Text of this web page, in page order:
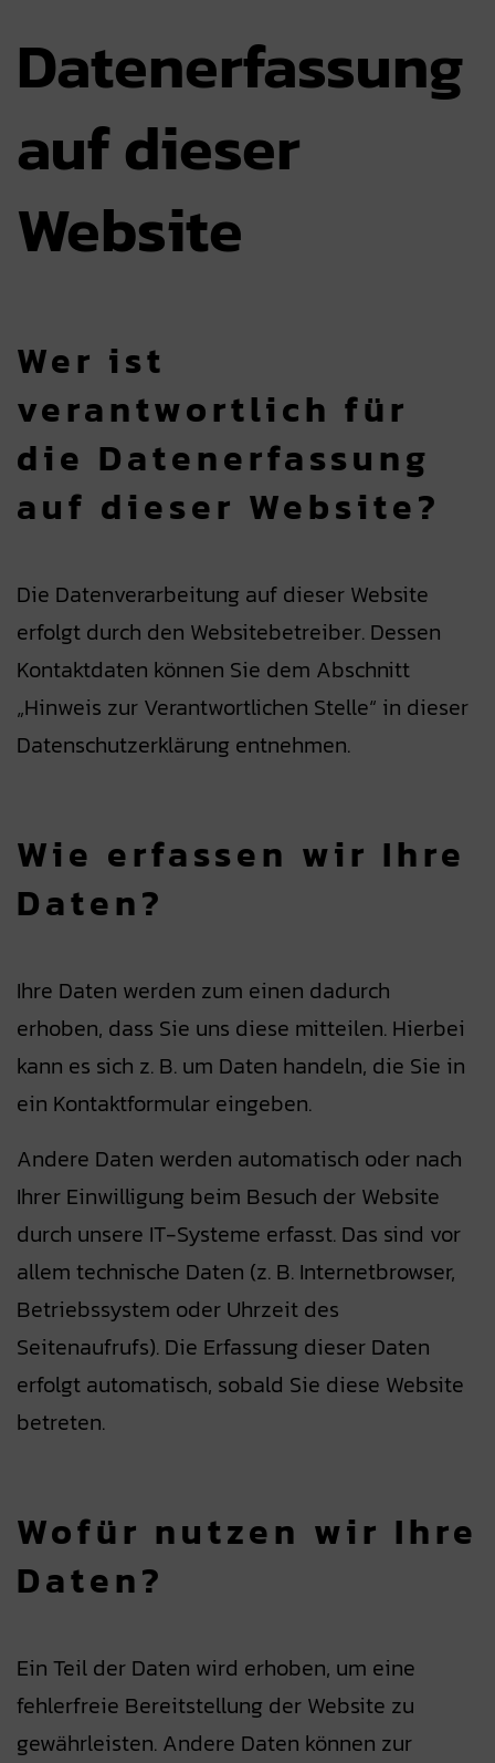
Datenerfassung
auf dieser
Website
Wer ist
verantwortlich für
die Daten­er­fassung
auf dieser Website?
Die Datenverarbeitung auf dieser Website
erfolgt durch den Websitebetreiber. Dessen
Kontaktdaten können Sie dem Abschnitt
„Hinweis zur Verantwortlichen Stelle“ in dieser
Datenschutzerklärung entnehmen.
Wie erfassen wir Ihre
Daten?
Ihre Daten werden zum einen dadurch
erhoben, dass Sie uns diese mitteilen. Hierbei
kann es sich z. B. um Daten handeln, die Sie in
ein Kontaktformular eingeben.
Andere Daten werden automatisch oder nach
Ihrer Einwilligung beim Besuch der Website
durch unsere IT-Systeme erfasst. Das sind vor
allem technische Daten (z. B. Internetbrowser,
Betriebssystem oder Uhrzeit des
Seitenaufrufs). Die Erfassung dieser Daten
erfolgt automatisch, sobald Sie diese Website
betreten.
Wofür nutzen wir Ihre
Daten?
Ein Teil der Daten wird erhoben, um eine
fehlerfreie Bereitstellung der Website zu
gewährleisten. Andere Daten können zur